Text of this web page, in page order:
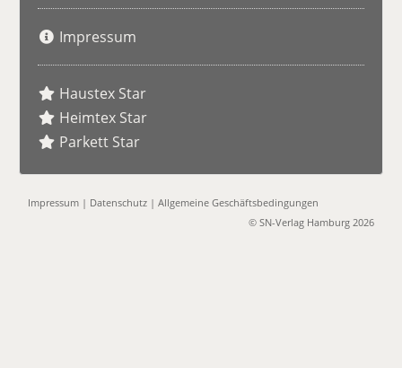
Impressum
Haustex Star
Heimtex Star
Parkett Star
Impressum | Datenschutz |Allgemeine Geschäftsbedingungen
© SN-Verlag Hamburg 2026